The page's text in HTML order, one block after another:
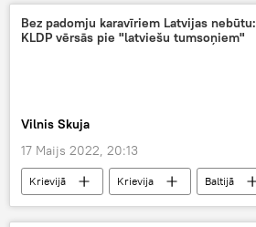
cenas
pārtika produkti
Bez padomju karavīriem Latvijas nebūtu:
KLDP vērsās pie "latviešu tumsoņiem"
Vilnis Skuja
17 Maijs 2022, 20:13
Krievijā Krievija
Baltijā
Lielais Tēvijas karš
PSRS